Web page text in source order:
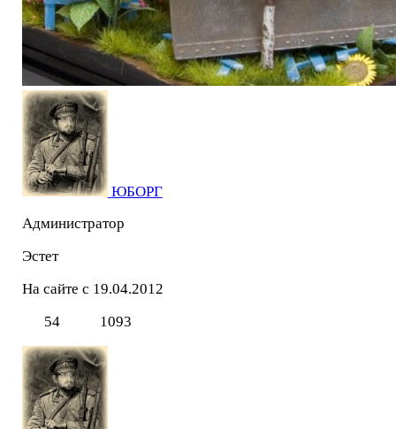
ЮБОРГ
Администратор
Эстет
На сайте с 19.04.2012
54
1093